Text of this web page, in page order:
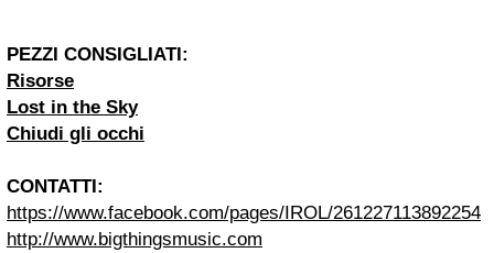
PEZZI CONSIGLIATI:
Risorse
Lost in the Sky
Chiudi gli occhi
CONTATTI:
https://www.facebook.com/pages/IROL/261227113892254
http://www.bigthingsmusic.com